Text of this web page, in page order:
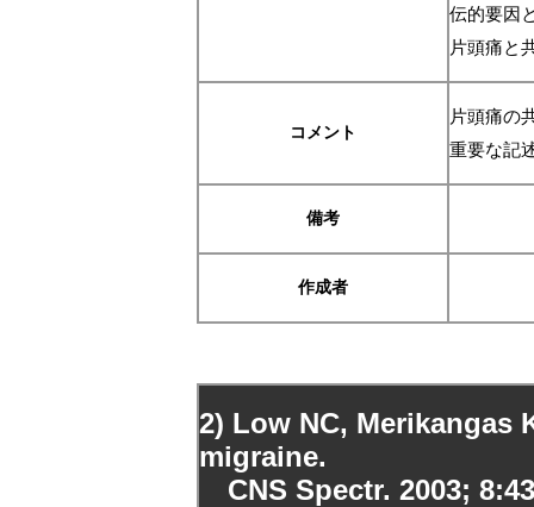
伝的要因
片頭痛と
コメント
片頭痛の
重要な記
備考
作成者
2) Low NC, Merikangas
migraine.
CNS Spectr. 2003;